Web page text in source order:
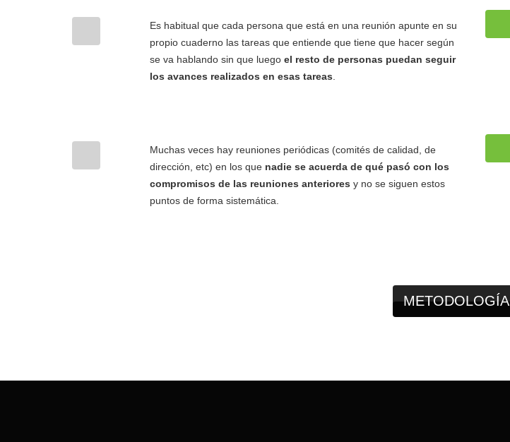
Es habitual que cada persona que está en una reunión apunte en su
propio cuaderno las tareas que entiende que tiene que hacer según
se va hablando sin que luego el resto de personas puedan seguir
los avances realizados en esas tareas
Muchas veces hay reuniones periódicas (comités de calidad, de
dirección, etc) en los que nadie se acuerda de qué pasó con los
compromisos de las reuniones anteriores y no se siguen estos
puntos de forma sistemática.